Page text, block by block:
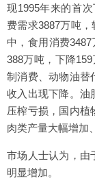
现1995年来的首
费需求3887万吨
中，食用消费
388万吨，下降
制消费、动物油替
收入出现下降。油
压榨亏损，国内植
肉类产量大幅增加
市场人士认为，由
明显增加。